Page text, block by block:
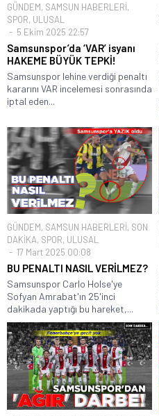
GÜNDEM, SAMSUN HABERLERİ,
SPOR, ULUSAL
5 Ekim 2025 22:57
Samsunspor’da ‘VAR’ isyanı
HAKEME BÜYÜK TEPKİ!
Samsunspor lehine verdiği penaltı
kararını VAR incelemesi sonrasında
iptal eden...
GÜNDEM, SAMSUN HABERLERİ, SON
DAKİKA, SPOR, ULUSAL
17 Mart 2025 00:08
BU PENALTI NASIL VERİLMEZ?
Samsunspor Carlo Holse'ye
Sofyan Amrabat'ın 25'inci
dakikada yaptığı bu hareket,...